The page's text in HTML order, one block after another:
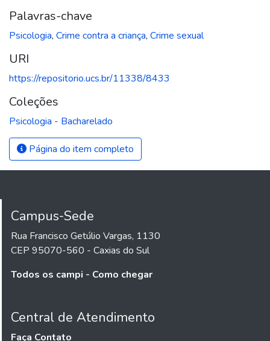
Palavras-chave
Psicologia, Crime contra a criança, Crime sexual
URI
https://repositorio.ucs.br/11338/8433
Coleções
Psicologia - Bacharelado
Página do item completo
Campus-Sede
Rua Francisco Getúlio Vargas, 1130
CEP 95070-560 - Caxias do Sul
Todos os campi - Como chegar
Central de Atendimento
Faça Contato